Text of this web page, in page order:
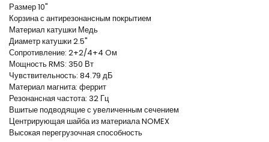
Размер 10"
Корзина с антирезонансным покрытием
Материал катушки Медь
Диаметр катушки 2.5"
Сопротивление: 2+2/4+4 Oм
Мощность RMS: 350 Вт
Чувствительность: 84.79 дБ
Материал магнита: феррит
Резонансная частота: 32 Гц
Вшитые подводящие с увеличенным сечением
Центрирующая шайба из материала NOMEX
Высокая перегрузочная способность